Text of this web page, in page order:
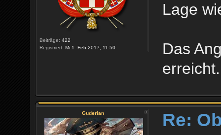
Beiträge: 422
Registriert: Mi 1. Feb 2017, 11:50
Lage
Das
Guderian Re: